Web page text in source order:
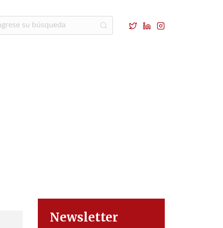
Newsletter